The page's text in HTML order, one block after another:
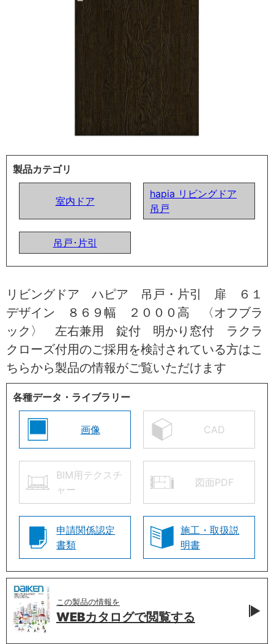
製品カテゴリ
室内ドア
hapia リビングドア
吊戸
吊戸･片引
リビングドア ハピア 吊戸・片引 扉 ６１
デザイン ８６９幅 ２０００高 〈オフブラ
ック〉 左右兼用 錠付 明かり窓付 ラクラ
クローズ付用のご採用を検討されている方はこ
ちらから製品の情報がご覧いただけます
各種データ・ライブラリー
画像 CAD
BIM用テクスチ
ャー
図面PDF
申請関係認定
書類
施工・取扱説
明書
この製品の情報を
WEBカタログで閲覧する